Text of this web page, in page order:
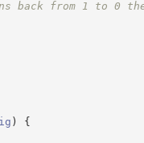
from 1 to 0
)
{